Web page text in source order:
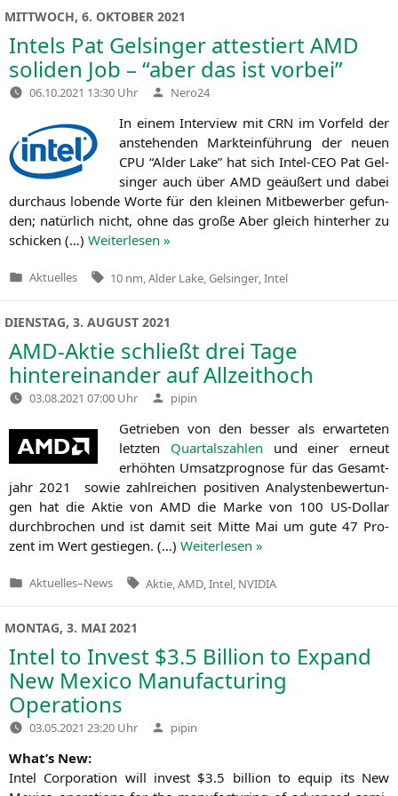
MITTWOCH, 6. OKTOBER 2021
Intels Pat Gelsinger attestiertAMD
soliden Job – “aber das ist vorbei”
06.10.2021 13:30 Uhr Verfasst
von
Nero24
In einem Inter­view mit CRN im Vor­feld der
anste­hen­den Markt­ein­füh­rung der neu­en
CPU “Alder Lake” hat sich Intel-CEO Pat Gel­
sin­ger auch über AMD geäu­ßert und dabei
durch­aus loben­de Wor­te für den klei­nen Mit­be­wer­ber gefun­
den; natür­lich nicht, ohne das gro­ße Aber gleich hin­ter­her zu
schi­cken (…) Wei­ter­le­sen »
Veröffentlicht
Aktuelles Tags:
10 nm Alder Lake Gelsinger Intel
DIENSTAG, 3. AUGUST 2021
AMD-Aktie schließt drei Tage
hintereinander auf Allzeithoch
03.08.2021 07:00 Uhr Verfasst
von
pipin
Getrie­ben von den bes­ser als erwar­te­ten
letz­ten Quar­tals­zah­len und einer erneut
erhöh­ten Umsatz­pro­gno­se für das Gesamt­
jahr 2021 sowie zahl­rei­chen posi­ti­ven Ana­lys­ten­be­wer­tun­
gen hat die Aktie von AMD die Mar­ke von 100 US-Dol­lar
durch­bro­chen und ist damit seit Mit­te Mai um gute 47 Pro­
zent im Wert gestie­gen. (…) Wei­ter­le­sen »
Veröffentlicht
Aktuelles–News Tags:
Aktie AMD Intel NVIDIA
MONTAG, 3. MAI 2021
Intel to Invest $3.5 Billion to Expand
New Mexico Manufacturing
Operations
03.05.2021 23:20 Uhr Verfasst
von
pipin
What’s New:
Intel Cor­po­ra­ti­on will invest $3.5 bil­li­on to equip its New